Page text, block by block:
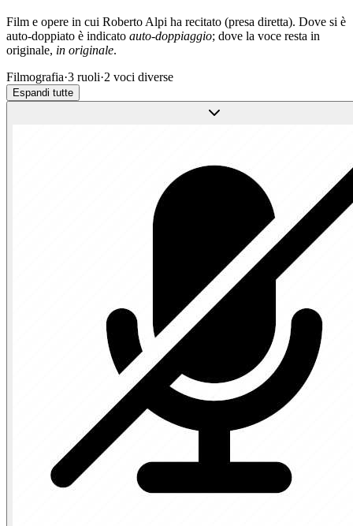
Film e opere in cui Roberto Alpi ha recitato (presa diretta). Dove si è
auto-doppiato è indicato auto-doppiaggio; dove la voce resta in
originale, in originale.
Filmografia·3 ruoli·2 voci diverse
Espandi tutte